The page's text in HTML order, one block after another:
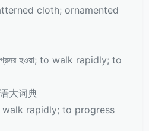
cloth; ornamented
হওয়া; to walk rapidly; to
大词典
walk rapidly; to progress